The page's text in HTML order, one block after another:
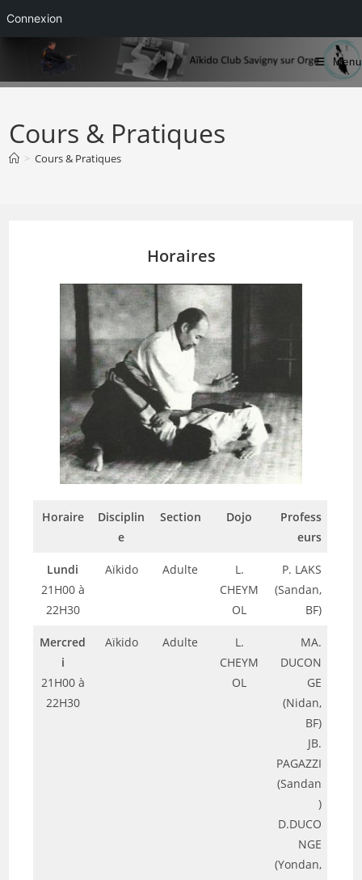
Connexion
content
Menu
Cours & Pratiques
> Cours & Pratiques
Horaires
Horaire
Disciplin
e
Section Dojo
Profess
eurs
Lundi
21H00 à
22H30
Aïkido Adulte
L.
CHEYM
OL
P. LAKS
(Sandan,
BF)
Mercred
i
21H00 à
22H30
Aïkido Adulte
L.
CHEYM
OL
MA.
DUCON
GE
(Nidan,
BF)
JB.
PAGAZZI
(Sandan
)
D.DUCO
NGE
(Yondan,